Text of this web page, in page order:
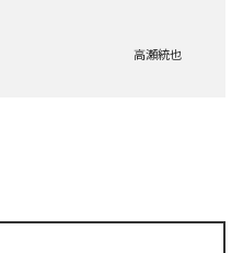
高瀬統也